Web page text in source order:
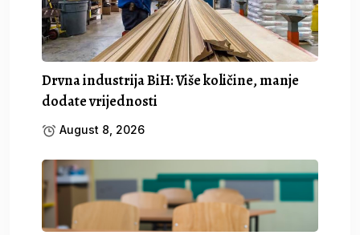
Drvna industrija BiH: Više količine, manje
dodate vrijednosti
August 8, 2026